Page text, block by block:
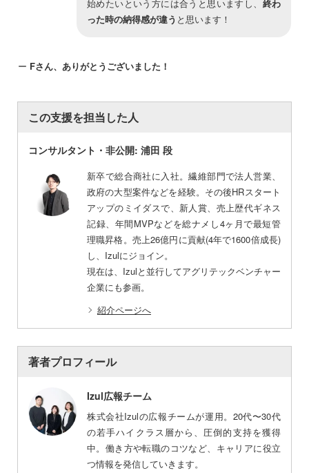
始めたいという方には合うと思いますし、 終わ
った時の納得感が違う と思います！
ー Fさん、ありがとうございました！
この支援を担当した人
コンサルタント・非公開: 浦田 段
新卒で総合商社に入社。繊維部門で法人営業、
政府の大型案件などを経験。その後HRスタート
アップのミイダスで、新人賞、売上歴代ギネス
記録、年間MVPなどを総ナメし4ヶ月で最短管
理職昇格。売上26億円に貢献(4年で1600倍成長)
し、Izulにジョイン。
現在は、Izulと並行してアグリテックベンチャー
企業にも参画。
紹介ページへ
著者プロフィール
Izul広報チーム
株式会社Izulの広報チームが運用。20代〜30代
の若手ハイクラス層から、圧倒的支持を獲得
中。働き方や転職のコツなど、キャリアに役立
つ情報を発信していきます。